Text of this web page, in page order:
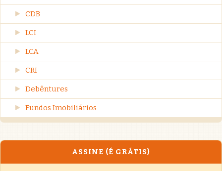
CDB
LCI
LCA
CRI
Debêntures
Fundos Imobiliários
ASSINE (É GRÁTIS)